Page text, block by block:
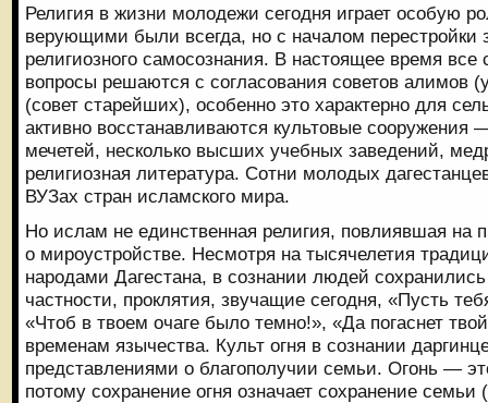
Религия в жизни молодежи сегодня играет особую
верующими были всегда, но с началом перестройки
религиозного самосознания. В настоящее время все
вопросы решаются с согласования советов алимов
(совет старейших), особенно это характерно для
активно восстанавливаются культовые сооружения
мечетей, несколько высших учебных заведений,
религиозная литература. Сотни молодых
ВУЗах стран исламского мира.
Но ислам не единственная религия, повлиявшая на
о мироустройстве. Несмотря на тысячелетия
народами Дагестана, в сознании людей
частности, проклятия, звучащие сегодня, «Пусть
«Чтоб в твоем очаге было темно!», «Да погаснет
временам язычества. Культ огня в сознании
представлениями о благополучии семьи. Огонь —
потому сохранение огня означает сохранение семьи